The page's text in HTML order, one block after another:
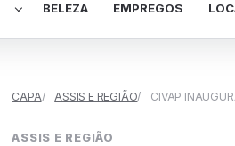
BELEZA EMPREGOS
CAPA ASSIS E REGIÃO CIVAP
ASSIS E REGIÃO